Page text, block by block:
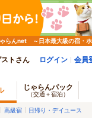
らんnet ～日本最大級の宿・
トさん ログイン 会員
じゃらんパック
（交通＋宿泊）
高級宿 日帰り・デイユース